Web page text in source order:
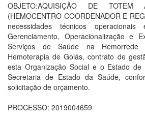
OBJETO:AQUISIÇÃO DE
(HEMOCENTRO COORDENADOR E
necessidades técnicos
Gerenciamento, Operacionalização e
Serviços de Saúde na Hemorrede
Hemoterapia de Goiás, contrato de
esta Organização Social e o Estado
Secretaria de Estado da Saúde,
solicitação de orçamento.
PROCESSO: 2019004659